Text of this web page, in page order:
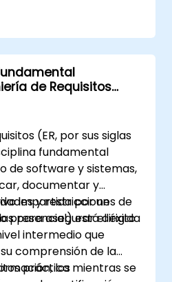
de caso del mundo real y
aprendidas en
de Requisitos
para la
(ER, por sus siglas
fundamental
de software y sistemas,
documentar y
y restricciones de
para asegurar el éxito
impartida por un
presencial) está dirigida
intermedio que
comprensión de la
práctica mientras se
los